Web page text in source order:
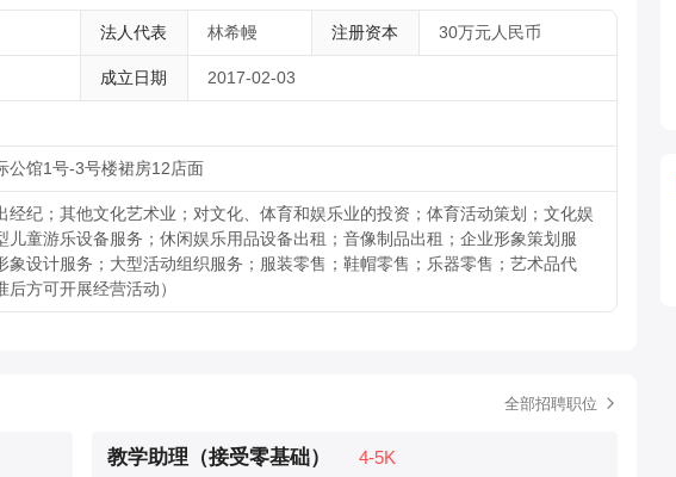
法人代表 林希幔 注册资本 30万元人民币
成立日期 2017-02-03
公馆1号-3号楼裙房12店面
纪；其他文化艺术业；对文化、体育和娱乐业的投资；体育活动策划；文化娱
童游乐设备服务；休闲娱乐用品设备出租；音像制品出租；企业形象策划服
设计服务；大型活动组织服务；服装零售；鞋帽零售；乐器零售；艺术品代
方可开展经营活动）
全部招聘职位
教学助理（接受零基础） 4-5K